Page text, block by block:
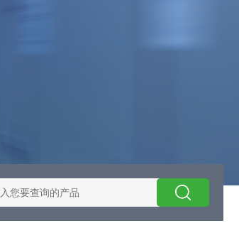
EOCRSE2-05RSEOCR-SE2施耐德电流保